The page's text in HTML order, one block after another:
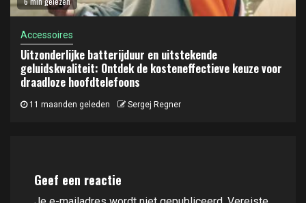
Accessoires
Uitzonderlijke batterijduur en uitstekende
geluidskwaliteit: Ontdek de kosteneffectieve keuze voor
draadloze hoofdtelefoons
11 maanden geleden Sergej Regner
Geef een reactie